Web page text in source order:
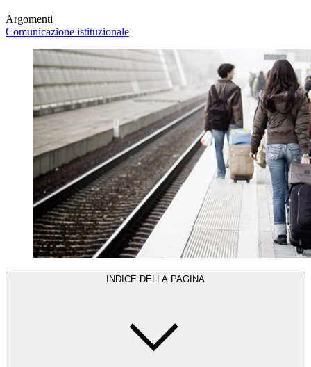
Argomenti
Comunicazione istituzionale
INDICE DELLA PAGINA